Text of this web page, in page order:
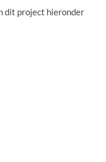
dit project hieronder